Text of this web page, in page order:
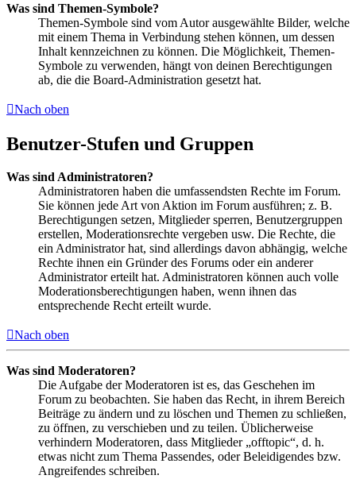
Was sind Themen-Symbole?
Themen-Symbole sind vom Autor ausgewählte Bilder, welche
mit einem Thema in Verbindung stehen können, um dessen
Inhalt kennzeichnen zu können. Die Möglichkeit, Themen-
Symbole zu verwenden, hängt von deinen Berechtigungen
ab, die die Board-Administration gesetzt hat.
Nach oben
Benutzer-Stufen und Gruppen
Was sind Administratoren?
Administratoren haben die umfassendsten Rechte im Forum.
Sie können jede Art von Aktion im Forum ausführen; z. B.
Berechtigungen setzen, Mitglieder sperren, Benutzergruppen
erstellen, Moderationsrechte vergeben usw. Die Rechte, die
ein Administrator hat, sind allerdings davon abhängig, welche
Rechte ihnen ein Gründer des Forums oder ein anderer
Administrator erteilt hat. Administratoren können auch volle
Moderationsberechtigungen haben, wenn ihnen das
entsprechende Recht erteilt wurde.
Nach oben
Was sind Moderatoren?
Die Aufgabe der Moderatoren ist es, das Geschehen im
Forum zu beobachten. Sie haben das Recht, in ihrem Bereich
Beiträge zu ändern und zu löschen und Themen zu schließen,
zu öffnen, zu verschieben und zu teilen. Üblicherweise
verhindern Moderatoren, dass Mitglieder „offtopic“, d. h.
etwas nicht zum Thema Passendes, oder Beleidigendes bzw.
Angreifendes schreiben.